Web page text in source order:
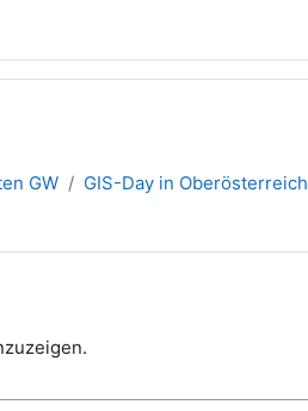
GW GIS-Day in Oberösterreich